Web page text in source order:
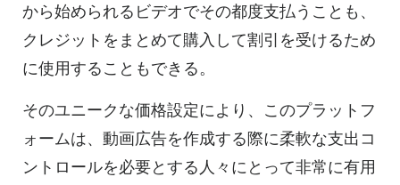
から始められるビデオでその都度支払うことも、
クレジットをまとめて購入して割引を受けるため
に使用することもできる。
そのユニークな価格設定により、このプラットフ
ォームは、 動画広告を作成する際に柔軟な支出コ
ントロールを必要とする人々にとって非常に有用